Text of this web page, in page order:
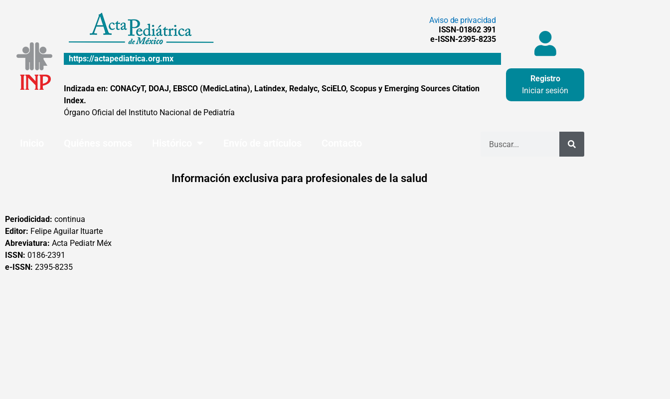
Aviso de privacidad
ISSN-01862 391
e-ISSN-2395-8235
https://actapediatrica.org.mx
Indizada en: CONACyT, DOAJ, EBSCO (MedicLatina), Latindex, Redalyc, SciELO, Scopus y Emerging Sources Citation
Index.
Órgano Oficial del Instituto Nacional de Pediatría
Registro
Iniciar sesión
Información exclusiva para profesionales de la salud
Periodicidad: continua
Editor: Felipe Aguilar Ituarte
Abreviatura: Acta Pediatr Méx
ISSN: 0186-2391
e-ISSN: 2395-8235